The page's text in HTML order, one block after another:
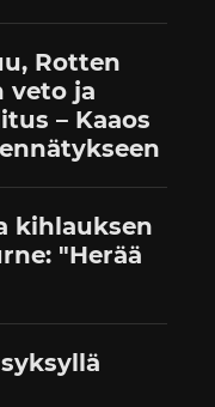
Rotten
veto ja
– Kaaos
kihlauksen
"Herää